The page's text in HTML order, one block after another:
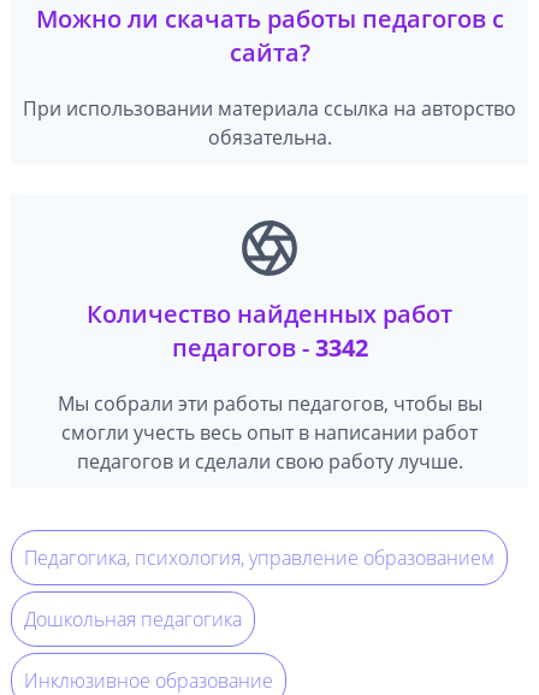
Можно ли скачать работы педагогов с
сайта?
При использовании материала ссылка на авторство
обязательна.
Количество найденных работ
педагогов -3342
Мы собрали эти работы педагогов, чтобы вы
смогли учесть весь опыт в написании работ
педагогов и сделали свою работу лучше.
Педагогика, психология, управление образованием
Дошкольная педагогика
Инклюзивное образование